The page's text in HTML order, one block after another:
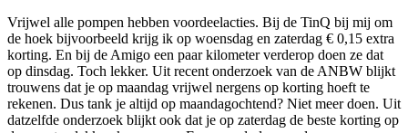
Vrijwel alle pompen hebben voordeelacties. Bij de TinQ bij mij om
de hoek bijvoorbeeld krijg ik op woensdag en zaterdag € 0,15 extra
korting. En bij de Amigo een paar kilometer verderop doen ze dat
op dinsdag. Toch lekker. Uit recent onderzoek van de ANBW blijkt
trouwens dat je op maandag vrijwel nergens op korting hoeft te
rekenen. Dus tank je altijd op maandagochtend? Niet meer doen. Uit
datzelfde onderzoek blijkt ook dat je op zaterdag de beste korting op